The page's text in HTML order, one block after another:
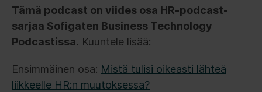
Tämä podcast on viides osa HR-podcast-
sarjaa Sofigaten Business Technology
Podcastissa. Kuuntele lisää:
Ensimmäinen osa: Mistä tulisi oikeasti lähteä
liikkeelle HR:n muutoksessa?